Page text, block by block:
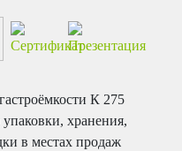
Ленты для
К 275
хранения,
в местах продаж